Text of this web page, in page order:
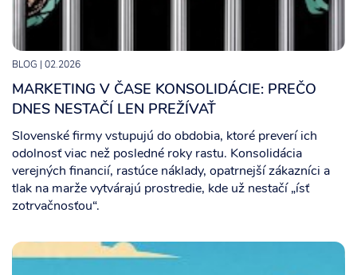
BLOG | 02.2026
MARKETING V ČASE KONSOLIDÁCIE: PREČO
DNES NESTAČÍ LEN PREŽÍVAŤ
Slovenské firmy vstupujú do obdobia, ktoré preverí ich
odolnosť viac než posledné roky rastu. Konsolidácia
verejných financií, rastúce náklady, opatrnejší zákazníci a
tlak na marže vytvárajú prostredie, kde už nestačí „ísť
zotrvačnosťou“.